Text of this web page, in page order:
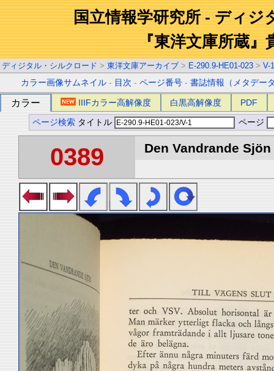
国立情報学研究所 - ディジ
『東洋文庫所蔵』
ディジタル・シルクロード > 東洋文庫アーカイブ > E-290.9-HE01-023 > V-1
カラー画像サムネイル - 目次 -ページ番号 -書誌情報（メタデー
カラー IIIFカラー高解像度 白黒高解像度 PDF
ページ検索 タイトル ページ
0389 Den Vandrande